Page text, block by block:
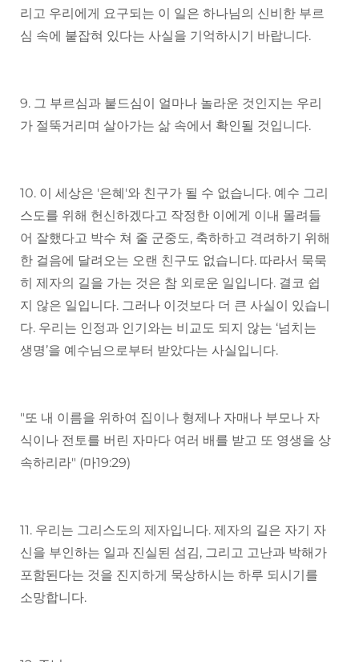
리고 우리에게 요구되는 이 일은 하나님의 신비한 부르
심 속에 붙잡혀 있다는 사실을 기억하시기 바랍니다.
9. 그 부르심과 붙드심이 얼마나 놀라운 것인지는 우리
가 절뚝거리며 살아가는 삶 속에서 확인될 것입니다.
10. 이 세상은 '은혜'와 친구가 될 수 없습니다. 예수 그리
스도를 위해 헌신하겠다고 작정한 이에게 이내 몰려들
어 잘했다고 박수 쳐 줄 군중도, 축하하고 격려하기 위해
한 걸음에 달려오는 오랜 친구도 없습니다. 따라서 묵묵
히 제자의 길을 가는 것은 참 외로운 일입니다. 결코 쉽
지 않은 일입니다. 그러나 이것보다 더 큰 사실이 있습니
다. 우리는 인정과 인기와는 비교도 되지 않는 ‘넘치는
생명’을 예수님으로부터 받았다는 사실입니다.
"또 내 이름을 위하여 집이나 형제나 자매나 부모나 자
식이나 전토를 버린 자마다 여러 배를 받고 또 영생을 상
속하리라" (마19:29)
11. 우리는 그리스도의 제자입니다. 제자의 길은 자기 자
신을 부인하는 일과 진실된 섬김, 그리고 고난과 박해가
포함된다는 것을 진지하게 묵상하시는 하루 되시기를
소망합니다.